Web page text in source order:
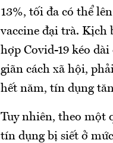
13%, tối đa có thể
vaccine đại trà. Kịch
hợp Covid-19 kéo
giãn cách xã hội,
hết năm, tín dụng
Tuy nhiên, theo một
tín dụng bị siết ở